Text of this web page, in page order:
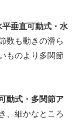
平垂直可動式・水
数も動きの滑ら
ものより多関節
動式・多関節ア
、細かなところ